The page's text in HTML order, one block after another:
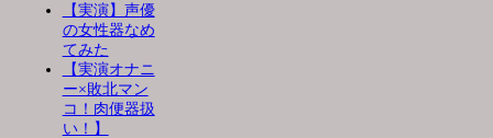
【実演】声優
の女性器なめ
てみた
【実演オナニ
ー×敗北マン
コ！肉便器扱
い！】